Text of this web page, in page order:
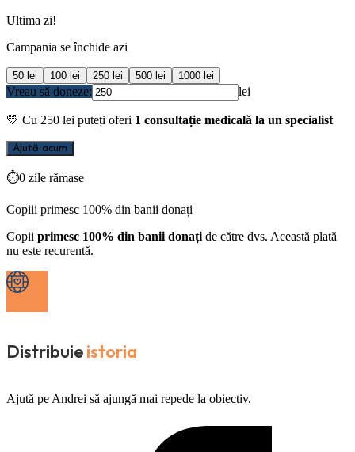
Ultima zi!
Campania se închide azi
50 lei 100 lei 250 lei 500 lei 1000 lei
Vreau să doneze: lei
💛 Cu 250 lei puteți oferi 1 consultație medicală la un specialist
Ajută acum
⏱0 zile rămase
Copiii primesc 100% din banii donați
Copii primesc 100% din banii donați de către dvs. Această plată
nu este recurentă.
Distribuieistoria
Ajută pe Andrei să ajungă mai repede la obiectiv.